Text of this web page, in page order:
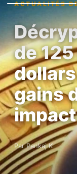
ACTUALITÉS
de
gains
Par Pankaj K